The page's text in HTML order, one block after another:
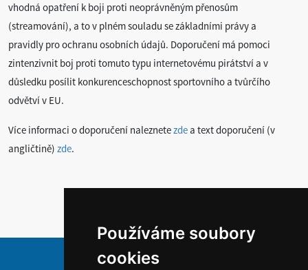
Používáme soubory
cookies
vhodná opatření k boji proti neoprávněným přenosům
(streamování), a to v plném souladu se základními právy a
pravidly pro ochranu osobních údajů. Doporučení má pomoci
zintenzivnit boj proti tomuto typu internetovému pirátství a v
důsledku posílit konkurenceschopnost sportovního a tvůrčího
odvětví v EU.
Více informaci o doporučení naleznetezde a text doporučení (v
angličtině) zde.